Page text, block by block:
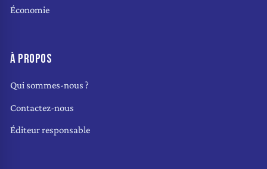
Économie
À PROPOS
Qui sommes-nous ?
Contactez-nous
Éditeur responsable